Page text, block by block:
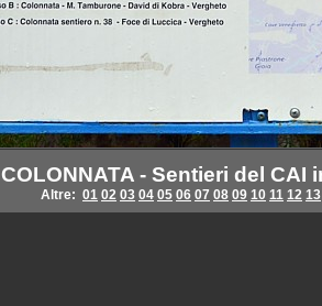
COLONNATA - Sentieri del CAI
Altre: 01 02 03 04 05 06 07 08 09 10 11 12 13